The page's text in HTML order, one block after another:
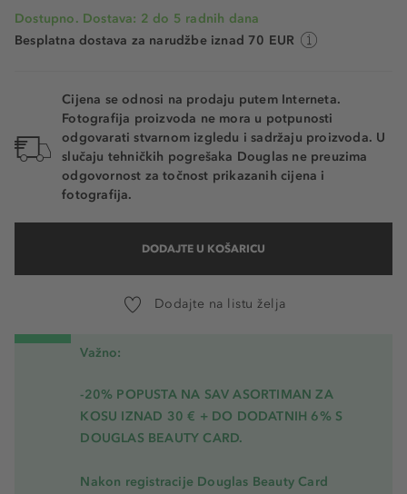
Dostupno. Dostava: 2 do 5 radnih dana
Besplatna dostava za narudžbe iznad 70 EUR
Cijena se odnosi na prodaju putem Interneta.
Fotografija proizvoda ne mora u potpunosti
odgovarati stvarnom izgledu i sadržaju proizvoda. U
slučaju tehničkih pogrešaka Douglas ne preuzima
odgovornost za točnost prikazanih cijena i
fotografija.
DODAJTE U KOŠARICU
Dodajte na listu želja
Važno:
-20% POPUSTA NA SAV ASORTIMAN ZA
KOSU IZNAD 30 € + DO DODATNIH 6% S
DOUGLAS BEAUTY CARD.
Nakon registracije Douglas Beauty Card